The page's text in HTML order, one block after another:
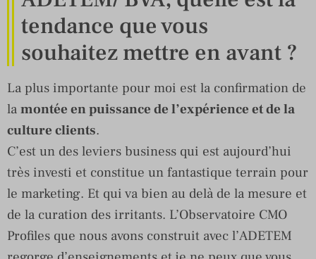
tendance que vous
souhaitez mettre en avant ?
La plus importante pour moi est la confirmation de
la montée en puissance de l’expérience et de la
culture clients.
C’est un des leviers business qui est aujourd’hui
très investi et constitue un fantastique terrain pour
le marketing. Et qui va bien au delà de la mesure et
de la curation des irritants. L’Observatoire CMO
Profiles que nous avons construit avec l’ADETEM